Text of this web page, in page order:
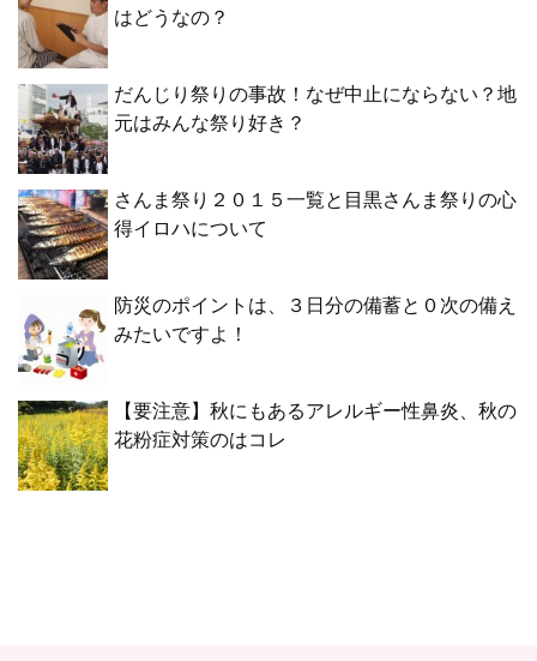
はどうなの？
だんじり祭りの事故！なぜ中止にならない？地
元はみんな祭り好き？
さんま祭り２０１５一覧と目黒さんま祭りの心
得イロハについて
防災のポイントは、３日分の備蓄と０次の備え
みたいですよ！
【要注意】秋にもあるアレルギー性鼻炎、秋の
花粉症対策のはコレ